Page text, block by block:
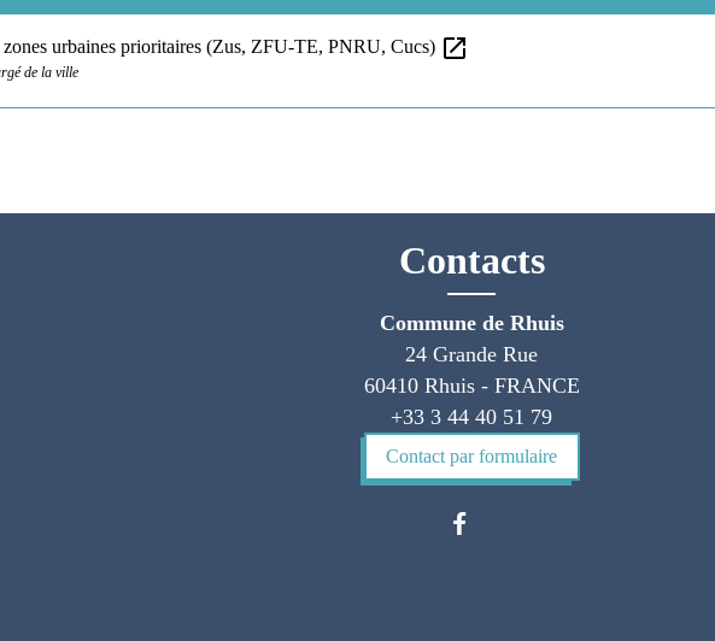
zones urbaines prioritaires (Zus, ZFU-TE, PNRU, Cucs) open_in_new
de la ville
Contacts
Commune de Rhuis
24 Grande Rue
60410 Rhuis - FRANCE
+33 3 44 40 51 79
Contact par formulaire